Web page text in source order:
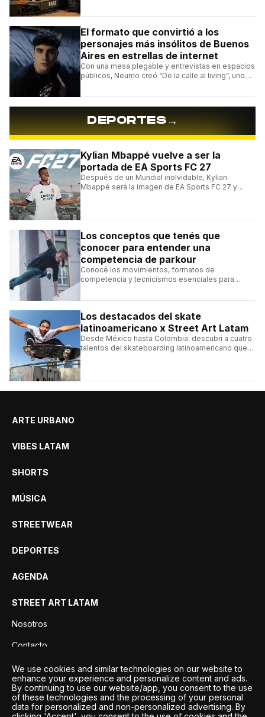
El formato que convirtió a los
personajes más insólitos de Buenos
Aires en estrellas de internet
Con una mesa plegable y entrevistas en espacios
públicos, Neumo creó “De la calle al living”, uno
DEPORTES→
Kylian Mbappé vuelve a ser la
portada de EA Sports FC 27
Después de un Mundial inolvidable, Kylian
Mbappé será la imagen de EA Sports FC 27 y
Los conceptos que tenés que
conocer para entender una
competencia de parkour
Conocé los movimientos, formatos de
competencia y tecnicismos esenciales para
Los destacados del skate
latinoamericano x Street Art Latam
Desde México hasta Colombia: descubrí a cuatro
talentos del skateboarding latinoamericano que
ARTE URBANO
VIBES LATAM
SHORTS
MÚSICA
STREETWEAR
DEPORTES
AGENDA
STREET ART LATAM
Nosotros
Contacto
Privacidad
We use cookies and similar technologies on our website to
enhance your experience and personalize content and ads.
By continuing to use our website/app, you consent to the use
of these technologies and the processing of your personal
data for personalized and non-personalized advertising. By